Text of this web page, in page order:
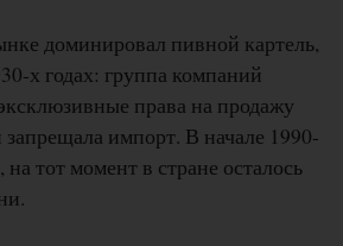
доминировал пивной картель,
х годах: группа компаний
права на продажу
импорт. В начале 1990-
на тот момент в стране осталось